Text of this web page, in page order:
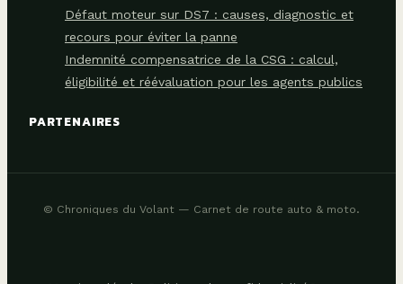
Défaut moteur sur DS7 : causes, diagnostic et
recours pour éviter la panne
Indemnité compensatrice de la CSG : calcul,
éligibilité et réévaluation pour les agents publics
PARTENAIRES
© Chroniques du Volant — Carnet de route auto & moto.